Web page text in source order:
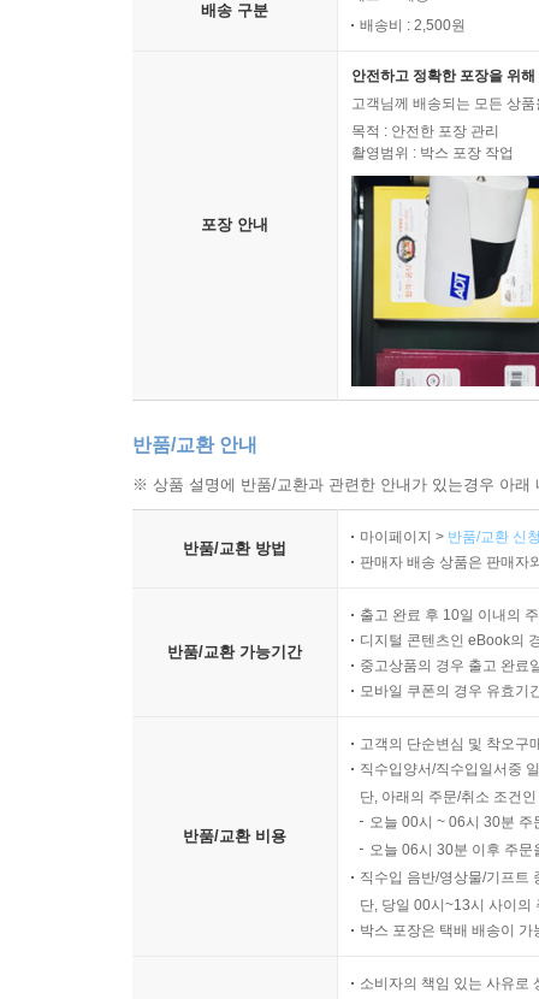
배송 구분
배송비 : 2,500원
포장 안내
안전하고 정확한 포장을 위
고객님께 배송되는 모든 상
목적 : 안전한 포장 관리
촬영범위 : 박스 포장 작업
반품/교환 안내
※ 상품 설명에 반품/교환과 관련한 안내가 있는경우 아
반품/교환 방법
마이페이지 > 반품/교환 신
판매자 배송 상품은 판매자
반품/교환 가능기간
출고 완료 후 10일 이내의
디지털 콘텐츠인 eBook의
중고상품의 경우 출고 완료
모바일 쿠폰의 경우 유효기
반품/교환 비용
고객의 단순변심 및 착오구
직수입양서/직수입일서중
단, 아래의 주문/취소 조건
오늘 00시 ~ 06시 30분
오늘 06시 30분 이후 주
직수입 음반/영상물/기프트
단, 당일 00시~13시 사이의
박스 포장은 택배 배송이
소비자의 책임 있는 사유로